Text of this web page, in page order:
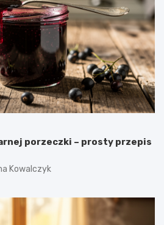
porzeczki – prosty przepis
Kowalczyk